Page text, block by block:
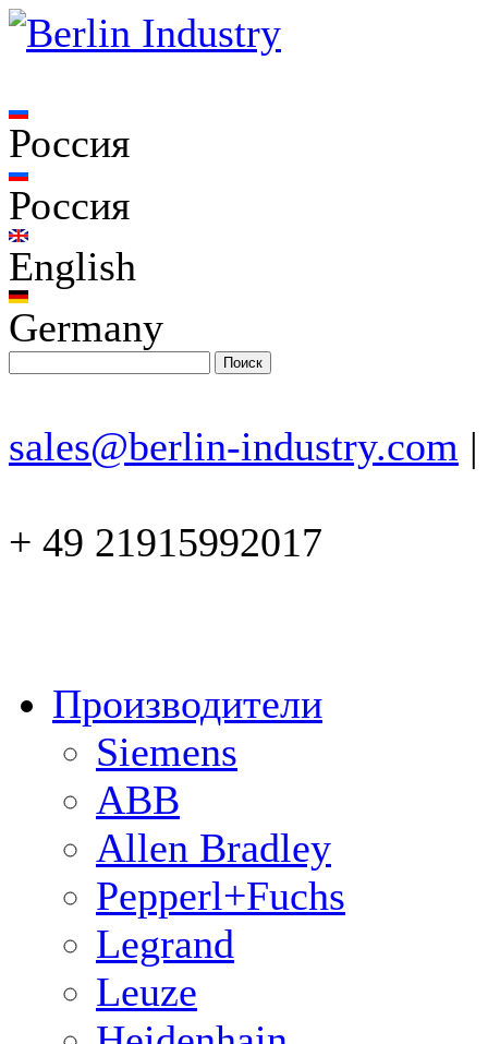
Россия
Россия
English
Germany
sales@berlin-industry.com |
+ 49 21915992017
Производители
Siemens
ABB
Allen Bradley
Pepperl+Fuchs
Legrand
Leuze